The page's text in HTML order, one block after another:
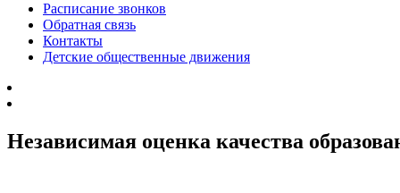
Расписание звонков
Обратная связь
Контакты
Детские общественные движения
Независимая оценка качества